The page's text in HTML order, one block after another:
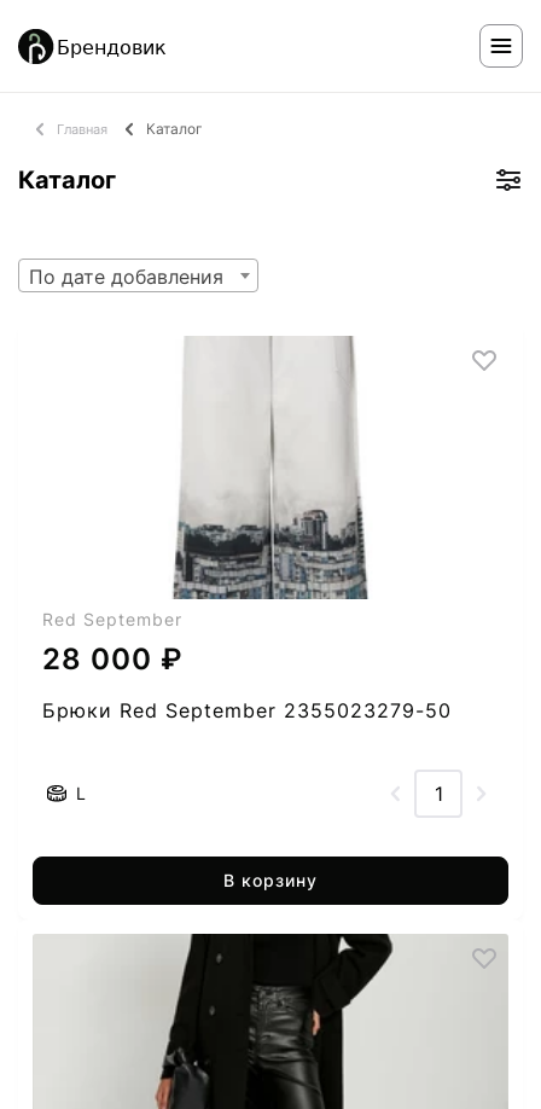
Главная Каталог
Каталог
По дате добавления
Red September
28 000 ₽
Брюки Red September 2355023279-50
L
В корзину